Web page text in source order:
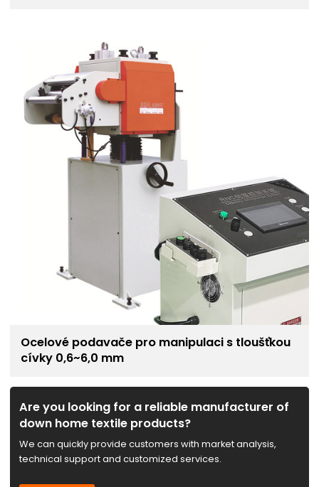
Ocelové podavače pro manipulaci s tloušťkou
cívky 0,6~6,0 mm
Are you looking for a reliable manufacturer of
down home textile products?
We can quickly provide customers with market analysis,
technical support and customized services.